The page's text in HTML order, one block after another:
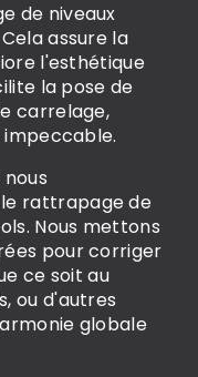
de niveaux
assure la
l'esthétique
la pose de
carrelage,
nous
rattrapage de
Nous mettons
pour corriger
ce soit au
ou d'autres
globale